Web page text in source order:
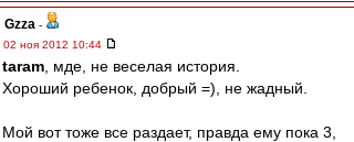
Gzza -
02 ноя 2012 10:44
taram , мде, не веселая история.
Хороший ребенок, добрый =), не жадный.
Мой вот тоже все раздает, правда ему пока 3,